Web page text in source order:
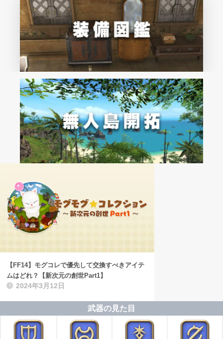
【FF14】モグコレで優先して交換すべきアイテ
ムはどれ？【新次元の創世Part1】
2024年3月12日
武器の見た目